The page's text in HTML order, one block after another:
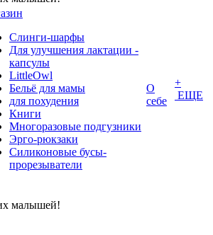
Слинги-шарфы
Для улучшения лактации -
капсулы
LittleOwl
Бельё для мамы
для похудения
Книги
Многоразовые подгузники
Эрго-рюкзаки
Силиконовые бусы-
прорезыватели
О
себе
+
ЕЩЕ
малышей!